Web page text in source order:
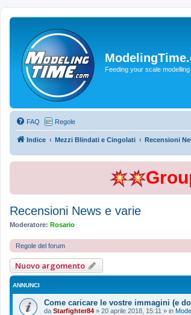
Feeding your scale
FAQ Regole
Indice Mezzi Blindati e Cingolati Recensioni
Recensioni News e varie
Moderatore: Rosario
Regole del forum
Nuovo argomento
ANNUNCI
Come caricare le vostre immagini (e
da Starfighter84 » 20 aprile 2018, 15:11 » in